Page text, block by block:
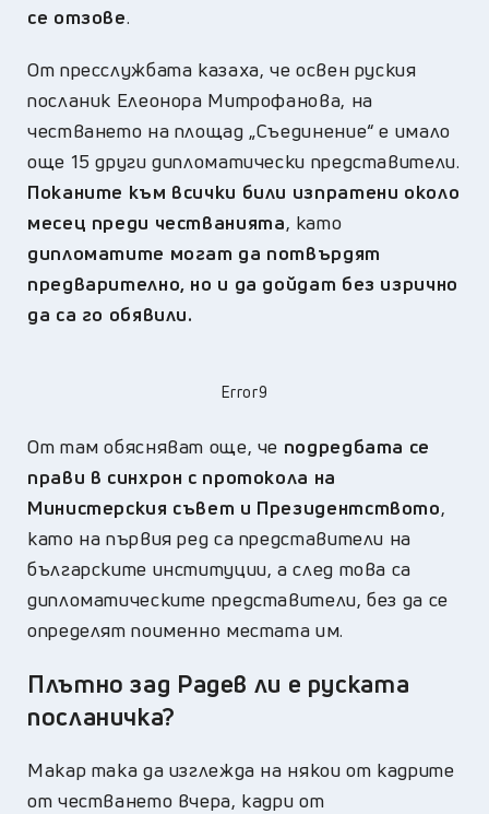
се отзове.
От пресслужбата казаха, че освен руския
посланик Елеонора Митрофанова, на
честването на площад „Съединение“ е имало
още 15 други дипломатически представители.
Поканите към всички били изпратени около
месец преди честванията, като
дипломатите могат да потвърдят
предварително, но и да дойдат без изрично
да са го обявили.
Error9
От там обясняват още, че подредбата се
прави в синхрон с протокола на
Министерския съвет и Президентството,
като на първия ред са представители на
българските институции, а след това са
дипломатическите представители, без да се
определят поименно местата им.
Плътно зад Радев ли е руската
посланичка?
Макар така да изглежда на някои от кадрите
от честването вчера, кадри от